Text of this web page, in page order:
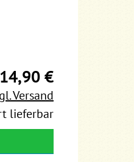
14,90 €
Versand
lieferbar